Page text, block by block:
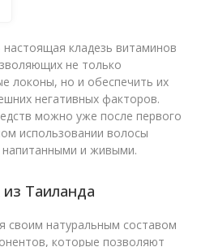
кладезь витаминов
не только
локоны, но и обеспечить их
негативных факторов.
можно уже после первого
использовании волосы
напитанными и живыми.
Таиланда
своим натуральным составом
которые позволяют